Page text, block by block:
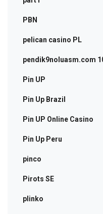
PBN
pelican casino PL
pendik9noluasm.com
Pin UP
Pin Up Brazil
Pin UP Online Casino
Pin Up Peru
pinco
Pirots SE
plinko